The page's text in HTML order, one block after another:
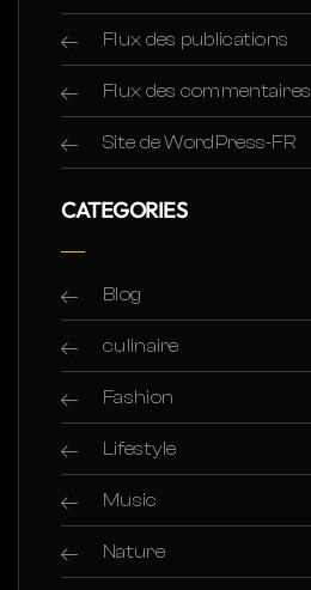
Flux des publications
Flux des commentaires
Site de WordPress-FR
CATEGORIES
Blog
culinaire
Fashion
Lifestyle
Music
Nature